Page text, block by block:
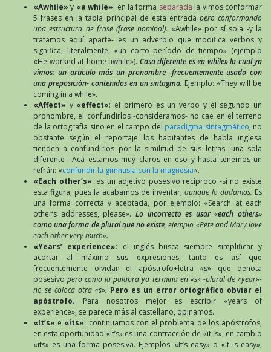
«Awhile» y «a while»: en la forma separada la vimos conformar
5 frases en la tabla principal de esta entrada pero conformando
una estructura de frase (frase nominal). «Awhile» por sí sola -y la
tratamos aquí aparte- es un adverbio que modifica verbos y
significa, literalmente, «un corto período de tiempo» (ejemplo
«He worked at home awhile»). Cosa diferente es «a while» la cual ya
vimos: un artículo más un pronombre -frecuentemente usado con
una preposición- contenidos en un sintagma. Ejemplo: «They will be
coming in a while».
«Affect» y «effect»: el primero es un verbo y el segundo un
pronombre, el confundirlos -consideramos- no cae en el terreno
de la ortografía sino en el campo del paradigma sintagmático; no
obstante según el reportaje los habitantes de habla inglesa
tienden a confundirlos por la similitud de sus letras -una sola
diferente-. Acá estamos muy claros en eso y hasta tenemos un
refrán: «confundir la gimnasia con la magnesia«.
«Each other’s»: es un adjetivo posesivo recíproco -si no existe
esta figura, pues la acabamos de inventar, aunque lo dudamos. Es
una forma correcta y aceptada, por ejemplo: «Search at each
other’s addresses, please». Lo incorrecto es usar «each others»
como una forma de plural que no existe, ejemplo «Pete and Mary love
each other very much».
«Years’ experience»: el inglés busca siempre simplificar y
acortar al máximo sus expresiones, tanto es así que
frecuentemente olvidan el apóstrofo+letra «s» que denota
posesivopero como la palabra ya termina en «s» -plural de «year»-
no se coloca otra «s». Pero es un error ortográfico obviar el
apóstrofo. Para nosotros mejor es escribir «years of
experience», se parece más al castellano, opinamos.
«It’s» e «its»: continuamos con el problema de los apóstrofos,
en esta oportunidad «it’s» es una contracción de «it is», en cambio
«its» es una forma posesiva. Ejemplos: «It’s easy» o «It is easy»;